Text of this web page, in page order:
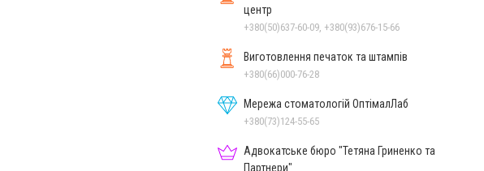
центр
+380(50)637-60-09, +380(93)676-15-66
Виготовлення печаток та штампів
+380(66)000-76-28
Мережа стоматологій ОптімалЛаб
+380(73)124-55-65
Адвокатське бюро "Тетяна Гриненко та
Партнери"